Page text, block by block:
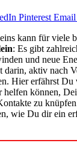
Pinterest Email
kann für viele
: Es gibt
und neue
darin, aktiv nach
Hier erfährst Du
helfen können,
zu
wie Du dir ein